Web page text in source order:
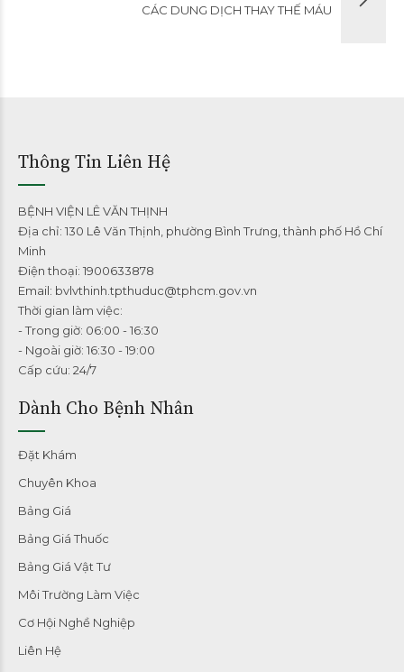
CÁC DUNG DỊCH THAY THẾ MÁU
Thông Tin Liên Hệ
BỆNH VIỆN LÊ VĂN THỊNH
Địa chỉ: 130 Lê Văn Thịnh, phường Bình Trưng, thành phố Hồ Chí
Minh
Điện thoại: 1900633878
Email: bvlvthinh.tpthuduc@tphcm.gov.vn
Thời gian làm việc:
- Trong giờ: 06:00 - 16:30
- Ngoài giờ: 16:30 - 19:00
Cấp cứu: 24/7
Dành Cho Bệnh Nhân
Đặt Khám
Chuyên Khoa
Bảng Giá
Bảng Giá Thuốc
Bảng Giá Vật Tư
Môi Trường Làm Việc
Cơ Hội Nghề Nghiệp
Liên Hệ